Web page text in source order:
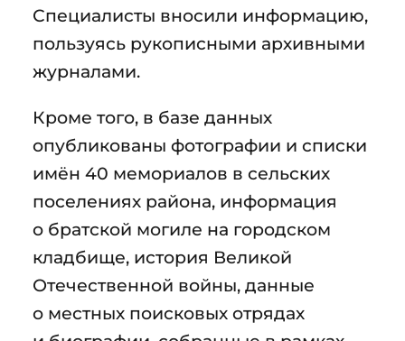
Специалисты вносили информацию,
пользуясь рукописными архивными
журналами.
Кроме того, в базе данных
опубликованы фотографии и списки
имён 40 мемориалов в сельских
поселениях района, информация
о братской могиле на городском
кладбище, история Великой
Отечественной войны, данные
о местных поисковых отрядах